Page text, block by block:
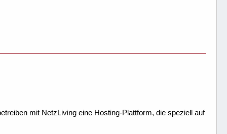
mit NetzLiving eine Hosting-Plattform, die speziell auf